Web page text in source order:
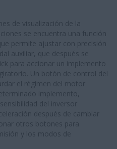
de visualización de la
se encuentra una función
permite ajustar con precisión
auxiliar, que después se
para accionar un implemento
Un botón de control del
el régimen del motor
implemento,
del inversor
después de cambiar
otros botones para
y los modos de